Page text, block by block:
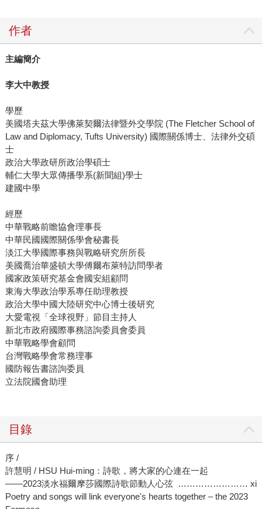
作者
主編簡介
李大中教授
學歷
美國塔夫茲大學佛萊契爾法律暨外交學院 (The Fletcher School of
Law and Diplomacy, Tufts University) 國際關係博士、法律外交碩
士
政治大學政研所政治學碩士
輔仁大學大眾傳播學系(新聞組)學士
建國中學
經歷
中華戰略前瞻協會理事長
中華民國國際關係學會秘書長
淡江大學國際事務與戰略研究所所長
美國喬治華盛頓大學傅爾布萊特訪問學者
國家政策研究基金會國安組顧問
東海大學政治學系專任助理教授
政治大學中國大陸研究中心博士後研究
大愛電視「全球視野」節目主持人
新北市政府國際事務諮詢委員會委員
中華戰略學會顧問
台灣戰略學會常務理事
國防報告書諮詢委員
立法院國會助理
目錄
序 /
許慧明 / HSU Hui-ming：詩歌，將大家的心連在一起
——2023淡水福爾摩莎國際詩歌節動人心弦 …………………… xi
Poetry and songs will link everyone's hearts together – the 2023